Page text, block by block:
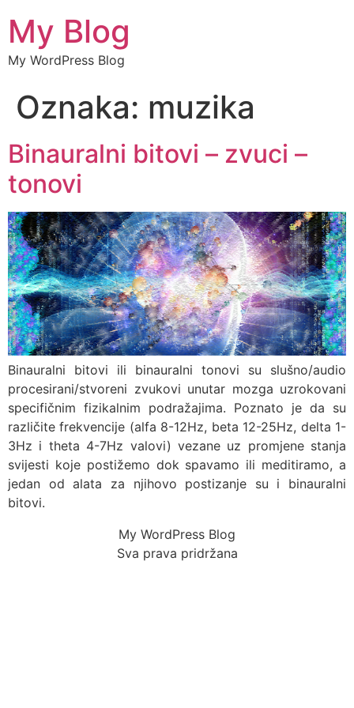
My Blog
My WordPress Blog
Oznaka: muzika
Binauralni bitovi – zvuci –
tonovi
Binauralni bitovi ili binauralni tonovi su slušno/audio
procesirani/stvoreni zvukovi unutar mozga uzrokovani
specifičnim fizikalnim podražajima. Poznato je da su
različite frekvencije (alfa 8-12Hz, beta 12-25Hz, delta 1-
3Hz i theta 4-7Hz valovi) vezane uz promjene stanja
svijesti koje postižemo dok spavamo ili meditiramo, a
jedan od alata za njihovo postizanje su i binauralni
bitovi.
My WordPress Blog
Sva prava pridržana